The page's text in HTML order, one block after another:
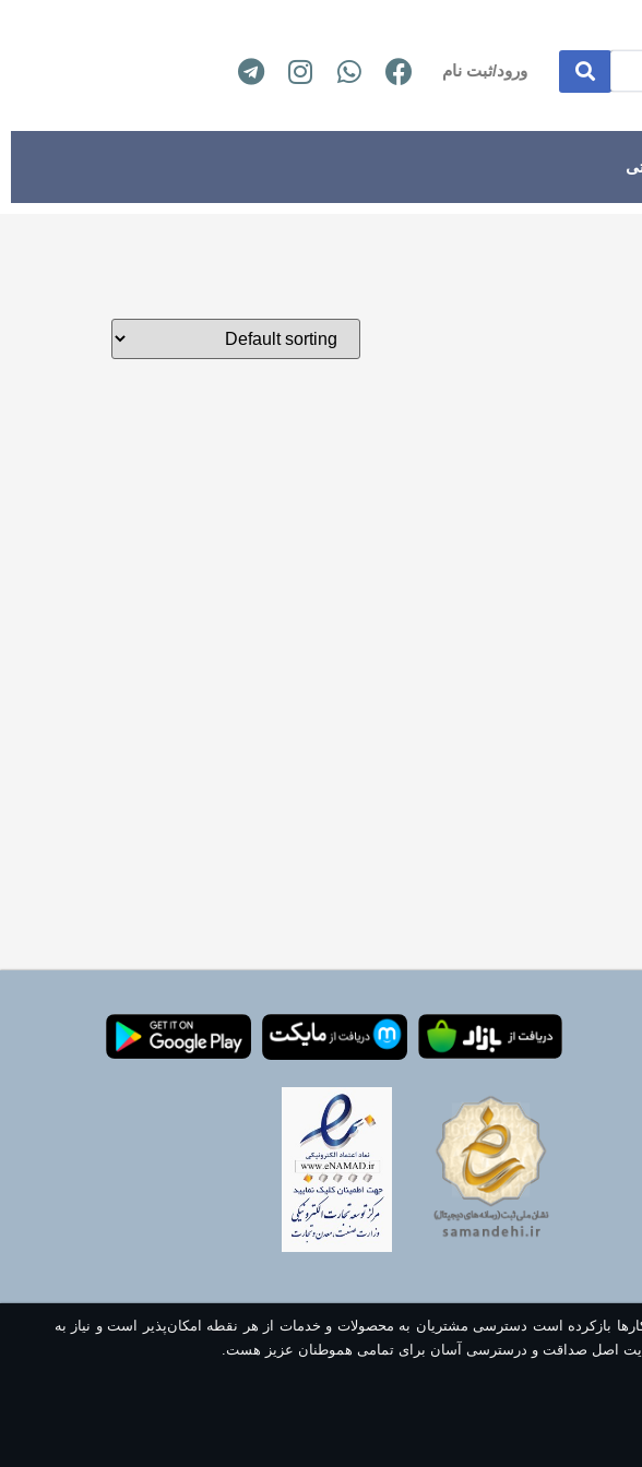
ورود/ثبت نام
بازکرده است دسترسی مشتریان به محصولات و خدمات از هر نقطه امکان‌پذیر است و نیاز به
اصل صداقت و درسترسی آسان برای تمامی هموطنان عزیز هست.